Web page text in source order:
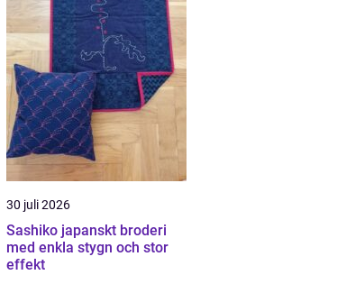
30 juli 2026
Sashiko japanskt broderi
med enkla stygn och stor
effekt